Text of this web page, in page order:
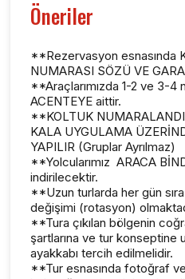
Öneriler
**Rezervasyon esnasında
NUMARASI SÖZÜ VE
**Araçlarımızda 1-2 ve 3-4
ACENTEYE aittir.
**KOLTUK
KALA UYGULAMA
YAPILIR (Gruplar Ayrılmaz)
**Yolcularımız ARACA
indirilecektir.
**Uzun turlarda her gün
değişimi (rotasyon)
**Tura çıkılan bölgenin
şartlarına ve tur konseptine
ayakkabı tercih edilmelidir.
**Tur esnasında fotoğraf